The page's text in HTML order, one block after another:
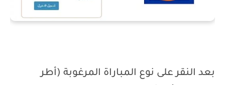
بعد النقر على نوع المباراة المرغوبة (أطر